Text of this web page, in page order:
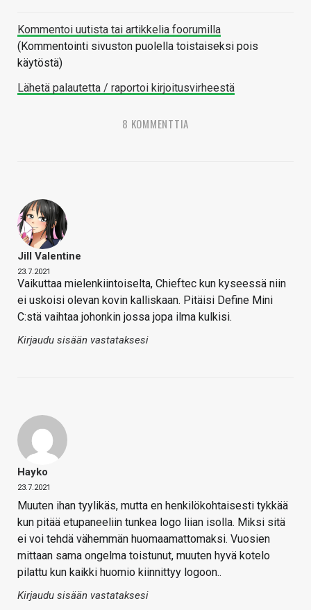
Kommentoi uutista tai artikkelia foorumilla
(Kommentointi sivuston puolella toistaiseksi pois
käytöstä)
Lähetä palautetta / raportoi kirjoitusvirheestä
8 KOMMENTTIA
Jill Valentine
23.7.2021
Vaikuttaa mielenkiintoiselta, Chieftec kun kyseessä niin
ei uskoisi olevan kovin kalliskaan. Pitäisi Define Mini
C:stä vaihtaa johonkin jossa jopa ilma kulkisi.
Kirjaudu sisään vastataksesi
Hayko
23.7.2021
Muuten ihan tyylikäs, mutta en henkilökohtaisesti tykkää
kun pitää etupaneeliin tunkea logo liian isolla. Miksi sitä
ei voi tehdä vähemmän huomaamattomaksi. Vuosien
mittaan sama ongelma toistunut, muuten hyvä kotelo
pilattu kun kaikki huomio kiinnittyy logoon..
Kirjaudu sisään vastataksesi